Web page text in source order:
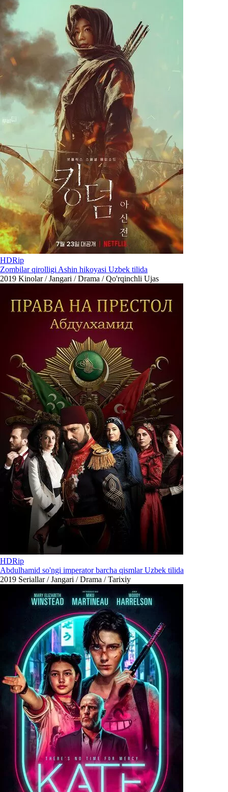
HDRip
Zombilar qirolligi Ashin hikoyasi Uzbek tilida
2019 Kinolar / Jangari / Drama / Qo'rqinchli Ujas
HDRip
Abdulhamid so'ngi imperator barcha qismlar Uzbek tilida
2019 Seriallar / Jangari / Drama / Tarixiy